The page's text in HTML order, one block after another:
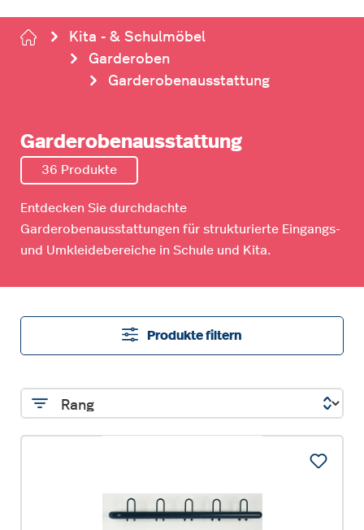
Kita - & Schulmöbel
Garderoben
Garderobenausstattung
Garderobenausstattung
36 Produkte
Entdecken Sie durchdachte
Garderobenausstattungen für strukturierte Eingangs-
und Umkleidebereiche in Schule und Kita.
Produkte filtern